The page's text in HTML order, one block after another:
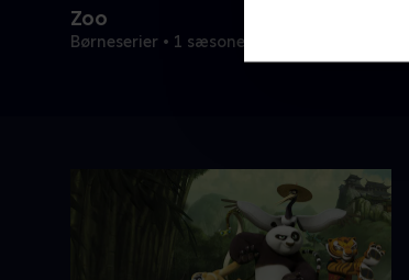
Zoo
Børneserier • 1 sæsoner